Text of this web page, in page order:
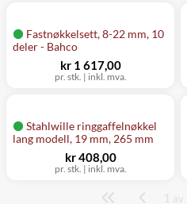
Fastnøkkelsett, 8-22 mm, 10
deler - Bahco
pr. stk. | inkl. mva.
kr 1 617,00
Stahlwille ringgaffelnøkkel
lang modell, 19 mm, 265 mm
pr. stk. | inkl. mva.
kr 408,00
1